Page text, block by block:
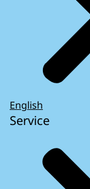
English
Service